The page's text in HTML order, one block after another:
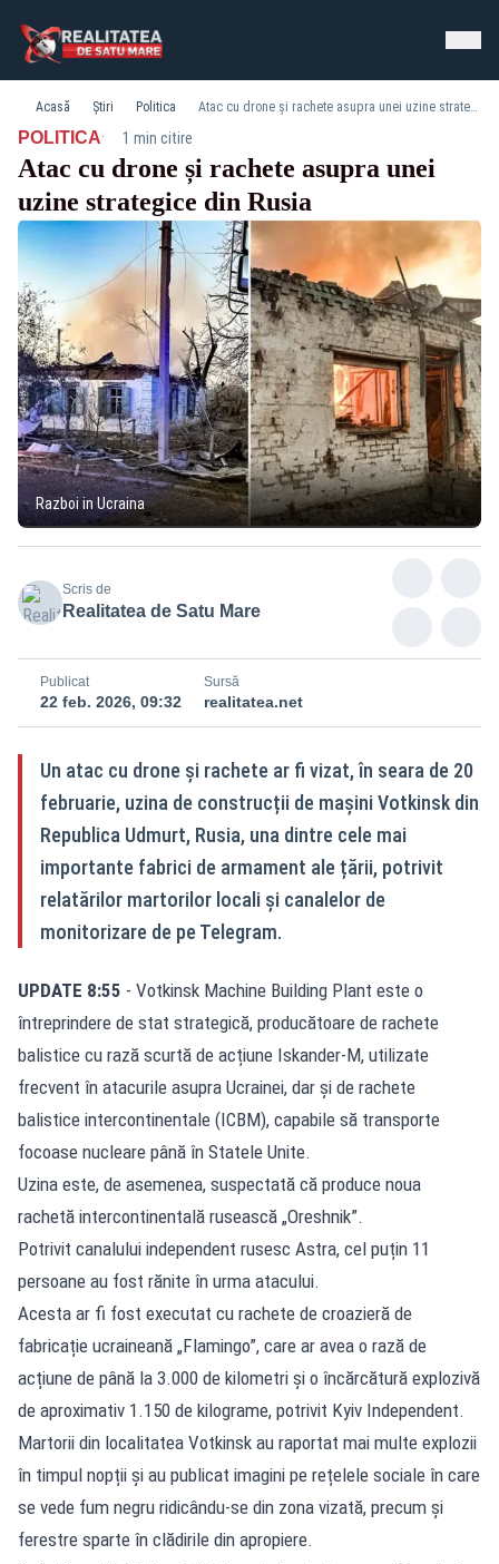
Acasă Știri Politica Atac cu drone și rachete asupra unei uzine strategice din Rusia
POLITICA· 1 min citire
Atac cu drone și rachete asupra unei
uzine strategice din Rusia
Razboi in Ucraina
Scris de
Realitatea de Satu Mare
Publicat
22 feb. 2026, 09:32
Sursă
realitatea.net
Un atac cu drone și rachete ar fi vizat, în seara de 20
februarie, uzina de construcții de mașini Votkinsk din
Republica Udmurt, Rusia, una dintre cele mai
importante fabrici de armament ale țării, potrivit
relatărilor martorilor locali și canalelor de
monitorizare de pe Telegram.
UPDATE 8:55 - Votkinsk Machine Building Plant este o
întreprindere de stat strategică, producătoare de rachete
balistice cu rază scurtă de acțiune Iskander-M, utilizate
frecvent în atacurile asupra Ucrainei, dar și de rachete
balistice intercontinentale (ICBM), capabile să transporte
focoase nucleare până în Statele Unite.
Uzina este, de asemenea, suspectată că produce noua
rachetă intercontinentală rusească „Oreshnik”.
Potrivit canalului independent rusesc Astra, cel puțin 11
persoane au fost rănite în urma atacului.
Acesta ar fi fost executat cu rachete de croazieră de
fabricație ucraineană „Flamingo”, care ar avea o rază de
acțiune de până la 3.000 de kilometri și o încărcătură explozivă
de aproximativ 1.150 de kilograme, potrivit Kyiv Independent.
Martorii din localitatea Votkinsk au raportat mai multe explozii
în timpul nopții și au publicat imagini pe rețelele sociale în care
se vede fum negru ridicându-se din zona vizată, precum și
ferestre sparte în clădirile din apropiere.